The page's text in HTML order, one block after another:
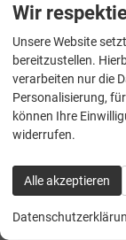
Räder &
Stahl-
Start-Stopp-
OPF - Partikelfilter
Klimaanlage,
Wir
Unsere Website
bereitzustellen.
verarbeiten nur die
Personalisierung,
können Ihre
widerrufen.
Alle akzeptieren